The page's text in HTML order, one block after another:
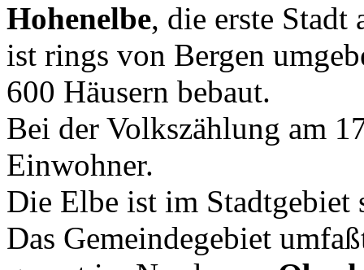
Hohenelbe, die erste
ist rings von Bergen
600 Häusern bebaut.
Bei der Volkszählung am
Einwohner.
Die Elbe ist im Stadtgebiet
Das Gemeindegebiet